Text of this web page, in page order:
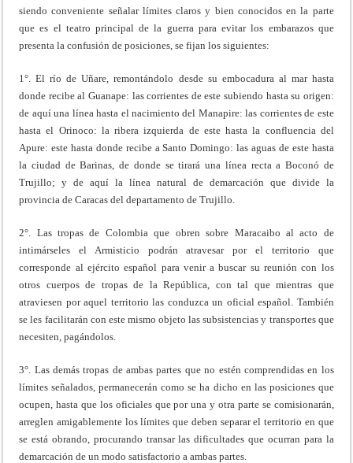
siendo conveniente señalar límites claros y bien conocidos en la parte
que es el teatro principal de la guerra para evitar los embarazos que
presenta la confusión de posiciones, se fijan los siguientes:
1°. El río de Uñare, remontándolo desde su embocadura al mar hasta
donde recibe al Guanape: las corrientes de este subiendo hasta su origen:
de aquí una línea hasta el nacimiento del Manapire: las corrientes de este
hasta el Orinoco: la ribera izquierda de este hasta la confluencia del
Apure: este hasta donde recibe a Santo Domingo: las aguas de este hasta
la ciudad de Barinas, de donde se tirará una línea recta a Boconó de
Trujillo; y de aquí la línea natural de demarcación que divide la
provincia de Caracas del departamento de Trujillo.
2°. Las tropas de Colombia que obren sobre Maracaibo al acto de
intimárseles el Armisticio podrán atravesar por el territorio que
corresponde al ejército español para venir a buscar su reunión con los
otros cuerpos de tropas de la República, con tal que mientras que
atraviesen por aquel territorio las conduzca un oficial español. También
se les facilitarán con este mismo objeto las subsistencias y transportes que
necesiten, pagándolos.
3°. Las demás tropas de ambas partes que no estén comprendidas en los
límites señalados, permanecerán como se ha dicho en las posiciones que
ocupen, hasta que los oficiales que por una y otra parte se comisionarán,
arreglen amigablemente los límites que deben separar el territorio en que
se está obrando, procurando transar las dificultades que ocurran para la
demarcación de un modo satisfactorio a ambas partes.